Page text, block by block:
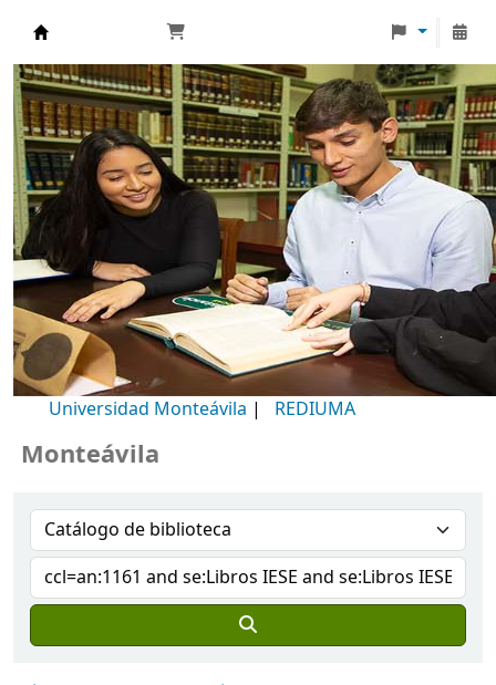
Biblioteca Universidad Monteávila
Universidad Monteávila | REDIUMA